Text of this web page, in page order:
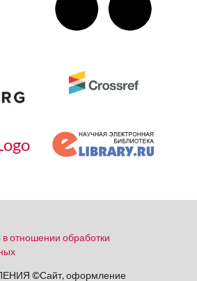
отношении обработки
©Сайт, оформление